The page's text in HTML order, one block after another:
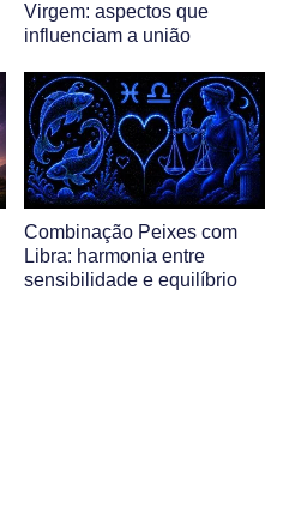
Virgem: aspectos que
influenciam a união
Combinação Peixes com
Libra: harmonia entre
sensibilidade e equilíbrio